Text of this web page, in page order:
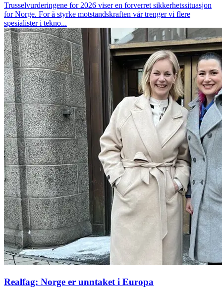
Trusselvurderingene for 2026 viser en forverret sikkerhetssituasjon
for Norge. For å styrke motstandskraften vår trenger vi flere
spesialister i tekno...
Realfag: Norge er unntaket i Europa